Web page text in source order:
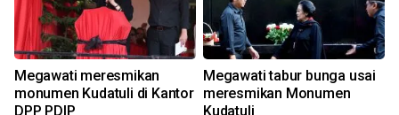
Megawati meresmikan
monumen Kudatuli di Kantor
DPP PDIP
Megawati tabur bunga usai
meresmikan Monumen
Kudatuli